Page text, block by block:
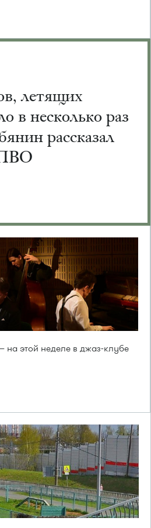
летящих
в несколько раз
рассказал
на этой неделе в джаз-клубе